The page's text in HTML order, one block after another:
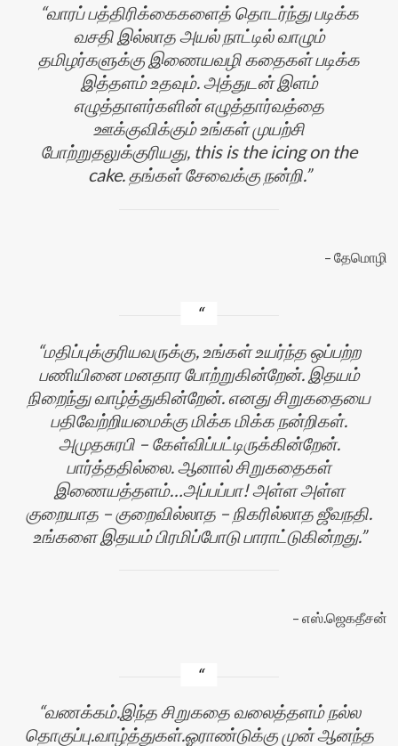
வாரப் பத்திரிக்கைகளைத் தொடர்ந்து படிக்க
வசதி இல்லாத அயல் நாட்டில் வாழும்
தமிழர்களுக்கு இணையவழி கதைகள் படிக்க
இத்தளம் உதவும். அத்துடன் இளம்
எழுத்தாளர்களின் எழுத்தார்வத்தை
ஊக்குவிக்கும் உங்கள் முயற்சி
போற்றுதலுக்குரியது, this is the icing on the
cake. தங்கள் சேவைக்கு நன்றி.
தேமொழி
மதிப்புக்குரியவருக்கு, உங்கள் உயர்ந்த ஒப்பற்ற
பணியினை மனதார போற்றுகின்றேன். இதயம்
நிறைந்து வாழ்த்துகின்றேன். எனது சிறுகதையை
பதிவேற்றியமைக்கு மிக்க மிக்க நன்றிகள்.
அமுதசுரபி – கேள்விப்பட்டிருக்கின்றேன்.
பார்த்ததில்லை. ஆனால் சிறுகதைகள்
இணையத்தளம்…அப்பப்பா! அள்ள அள்ள
குறையாத – குறைவில்லாத – நிகரில்லாத ஜீவநதி.
உங்களை இதயம் பிரமிப்போடு பாராட்டுகின்றது.
எஸ்.ஜெகதீசன்
வணக்கம்.இந்த சிறுகதை வலைத்தளம் நல்ல
தொகுப்பு.வாழ்த்துகள்.ஓராண்டுக்கு முன் ஆனந்த